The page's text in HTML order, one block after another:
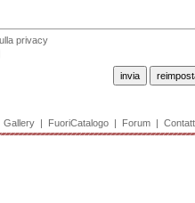
privacy
Gallery | FuoriCatalogo | Forum |